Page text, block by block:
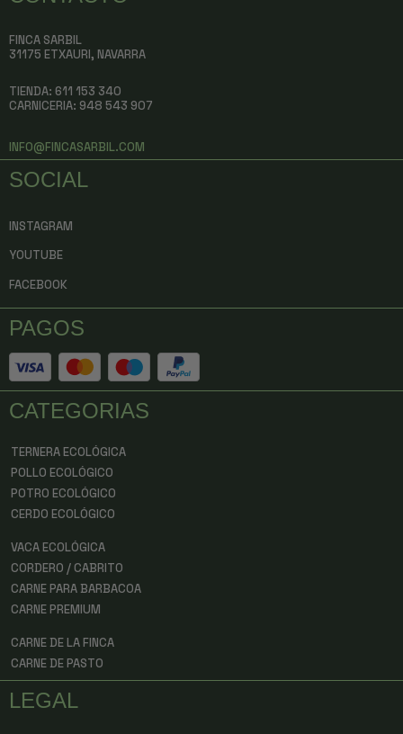
FINCA SARBIL
31175 ETXAURI, NAVARRA
TIENDA: 611 153 340
CARNICERIA: 948 543 907
INFO@FINCASARBIL.COM
SOCIAL
INSTAGRAM
YOUTUBE
FACEBOOK
PAGOS
CATEGORIAS
TERNERA ECOLÓGICA
POLLO ECOLÓGICO
POTRO ECOLÓGICO
CERDO ECOLÓGICO
VACA ECOLÓGICA
CORDERO / CABRITO
CARNE PARA BARBACOA
CARNE PREMIUM
CARNE DE LA FINCA
CARNE DE PASTO
LEGAL